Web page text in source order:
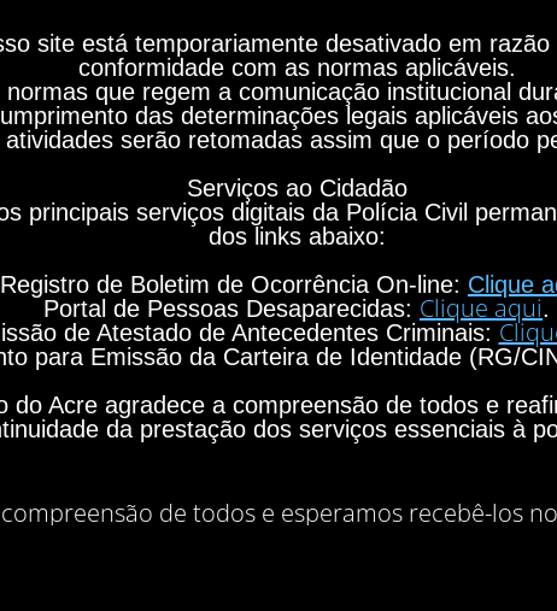
site está temporariamente desativado em
conformidade com as normas aplicáveis.
que regem a comunicação institucional
das determinações legais aplicáveis
atividades serão retomadas assim que o período
Serviços ao Cidadão
principais serviços digitais da Polícia Civil
dos links abaixo:
Registro de Boletim de Ocorrência On-line: Clique
Portal de Pessoas Desaparecidas: Clique aqui.
de Atestado de Antecedentes Criminais:
para Emissão da Carteira de Identidade (RG/
do Acre agradece a compreensão de todos e
da prestação dos serviços essenciais à
de todos e esperamos recebê-los